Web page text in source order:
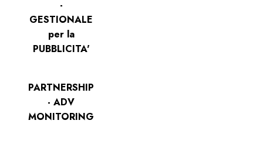
-
GESTIONALE
per la
PUBBLICITA'
PARTNERSHIP
- ADV
MONITORING